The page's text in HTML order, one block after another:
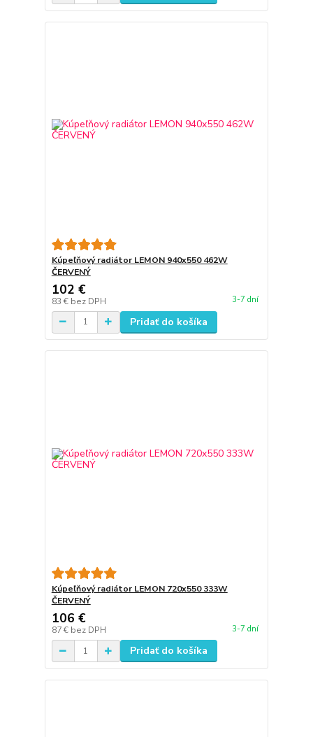
Kúpeľňový radiátor LEMON 940x550 462W
ČERVENÝ
102 €
83 € bez DPH 3-7 dní
Pridať do košíka
Kúpeľňový radiátor LEMON 720x550 333W
ČERVENÝ
106 €
87 € bez DPH 3-7 dní
Pridať do košíka